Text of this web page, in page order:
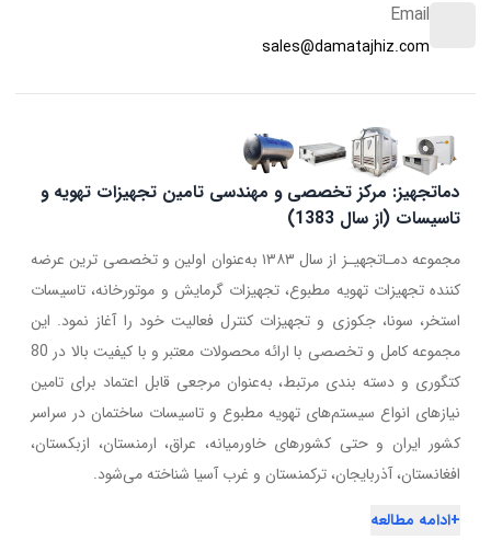
Email
sales@damatajhiz.com
دماتجهیز: مرکز تخصصی و مهندسی تامین تجهیزات تهویه و
تاسیسات (از سال 1383)
مجموعه دمـاتجهیـز از سال ۱۳۸۳ به‌عنوان اولین و تخصصی ترین عرضه
کننده تجهیزات تهویه مطبوع، تجهیزات گرمایش و موتورخانه، تاسیسات
استخر، سونا، جکوزی و تجهیزات کنترل فعالیت خود را آغاز نمود. این
مجموعه کامل و تخصصی با ارائه محصولات معتبر و با کیفیت بالا در 80
کتگوری و دسته بندی مرتبط، به‌عنوان مرجعی قابل اعتماد برای تامین
نیازهای انواع سیستم‌های تهویه مطبوع و تاسیسات ساختمان در سراسر
کشور ایران و حتی کشورهای خاورمیانه، عراق، ارمنستان، ازبکستان،
افغانستان، آذربایجان، ترکمنستان و غرب آسیا شناخته می‌شود.
+ادامه مطالعه